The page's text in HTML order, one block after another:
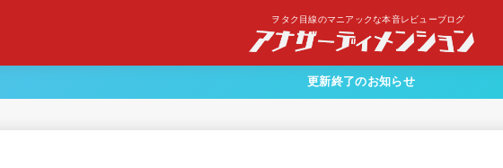
ヲタク目線のマニアックな本音レビューブログ
更新終了のお知らせ